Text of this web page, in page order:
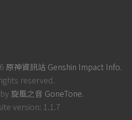
原神資訊站 Genshin Impact Info.
reserved.
旋風之音 GoneTone.
version: 1.1.7